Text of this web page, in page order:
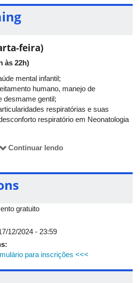
em Neonatologia e Pediatria
especialistas renomados, palestras
interativos. Não perca a oportunidade
feira)
às 22h)
mental infantil;
humano, manejo de
desmame gentil;
respiratórias e suas
respiratório em Neonatologia
saudáveis (ministrado por
feira)
Redonda 1: Cuidado centrado na
e família – atuação interprofissional
Palestra 1: Introdução alimentar e
até 1 ano de idade;
Continuar lendo
gratuito
12/2024 - 23:59
para inscrições <<<